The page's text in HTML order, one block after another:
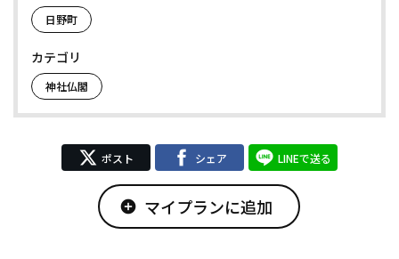
日野町
カテゴリ
神社仏閣
ポスト シェア LINEで送る
add_circle マイプランに追加